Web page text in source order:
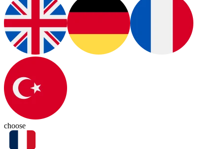
choose